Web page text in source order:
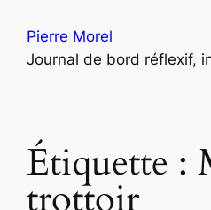
contenu
Pierre Morel
Journal de bord réflexif,
Étiquette :
trottoir